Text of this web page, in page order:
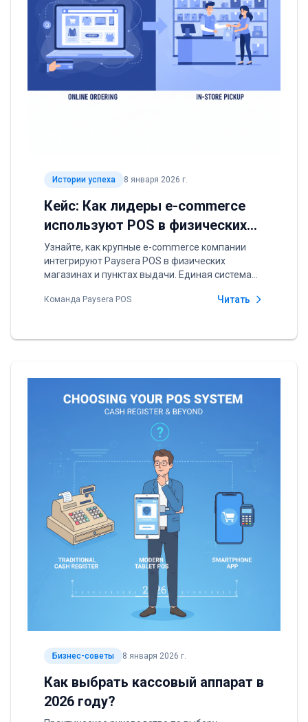
Истории успеха 8 января 2026 г.
Кейс: Как лидеры e-commerce
используют POS в физических
магазинах
Узнайте, как крупные e-commerce компании
интегрируют Paysera POS в физических
магазинах и пунктах выдачи. Единая система
Команда Paysera POS Читать
Бизнес-советы 8 января 2026 г.
Как выбрать кассовый аппарат в
2026 году?